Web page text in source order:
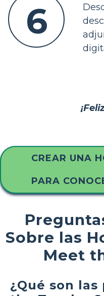
6
CREAR UNA
PARA
Sobre las
Meet
¿Qué son